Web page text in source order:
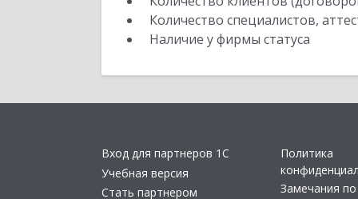
Количество специалистов,
Наличие у фирмы статуса
Вход для партнеров 1С
Учебная версия
Стать партнером
Политика
Замечания по